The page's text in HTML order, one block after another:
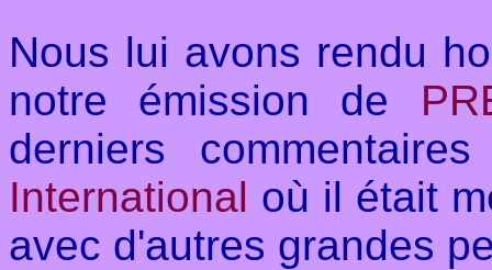
Nous lui avons rendu
notre émission de
derniers
International où il était
avec d'autres grandes